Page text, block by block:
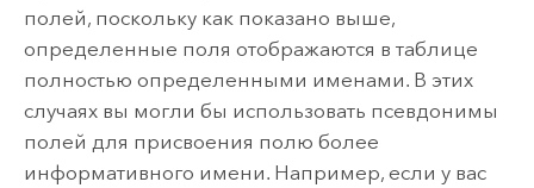
полей, поскольку как показано выше,
определенные поля отображаются в таблице
полностью определенными именами. В этих
случаях вы могли бы использовать псевдонимы
полей для присвоения полю более
информативного имени. Например, если у вас